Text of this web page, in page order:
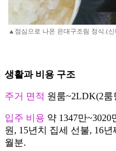
▲점심으로 나온 은대구조림 정식.(
생활과 비용 구조
주거 면적 원룸~2LDK(2룸
입주 비용 약 1347만~3020
원, 15년치 집세 선불, 16
월분.